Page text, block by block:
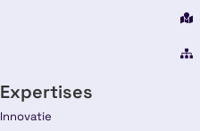
Expertises
Innovatie